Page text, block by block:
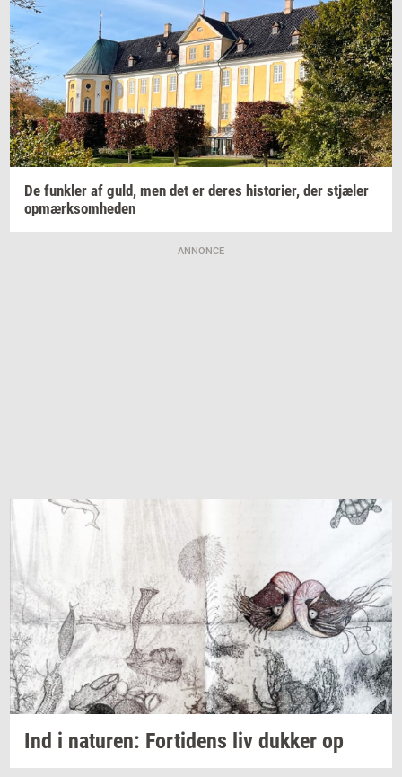
De funk­ler af guld, men det er deres hi­sto­ri­er, der stjæ­ler
op­mærk­som­he­den
ANNONCE
Ind i na­tu­ren: For­ti­dens liv duk­ker op